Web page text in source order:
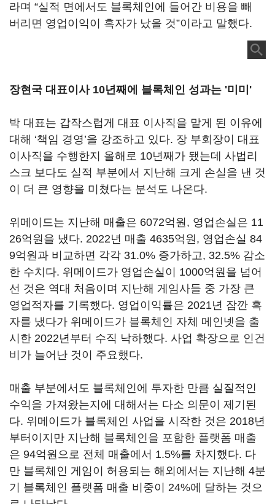
라며 “실적 면에서도 블록체인에 들어간 비용을 빼
버리면 영업이익이 흑자가 났을 것”이라고 말했다.
장현국 대표이사 10년째에 블록체인 성과는 '미미'
박 대표는 갑작스럽게 대표 이사직을 맡게 된 이유에
대해 ‘책임 경영’을 강조하고 있다. 장 부회장이 대표
이사직을 수행한지 올해로 10년째가 됐는데 사법리
스크 보다도 실적 부분에서 지난해 크게 손실을 낸 것
이 더 큰 영향을 미쳤다는 분석도 나온다.
위메이드는 지난해 매출은 6072억원, 영업손실은 11
26억원을 냈다. 2022년 매출 4635억원, 영업손실 84
9억원과 비교하면 각각 31.0% 증가하고, 32.5% 감소
한 수치다. 위메이드가 영업손실이 1000억원을 넘어
선 것은 역대 처음이며 지난해 게임사들 중 가장 큰
영업적자를 기록했다. 영업이익률은 2021년 잠깐 흑
자를 냈다가 위메이드가 블록체인 자체 메인넷을 출
시한 2022년부터 수직 낙하했다. 사업 확장으로 인건
비가 늘어난 것이 주요했다.
매출 부분에서도 블록체인에 투자한 만큼 실질적인
수익을 가져왔는지에 대해서는 다소 의문이 제기된
다. 위메이드가 블록체인 사업을 시작한 것은 2018년
부터이지만 지난해 블록체인을 포함한 플랫폼 매출
은 94억원으로 전체 매출에서 1.5%를 차지했다. 다
만 블록체인 게임이 허용되는 해외에서는 지난해 4분
기 블록체인 플랫폼 매출 비중이 24%에 달하는 것으